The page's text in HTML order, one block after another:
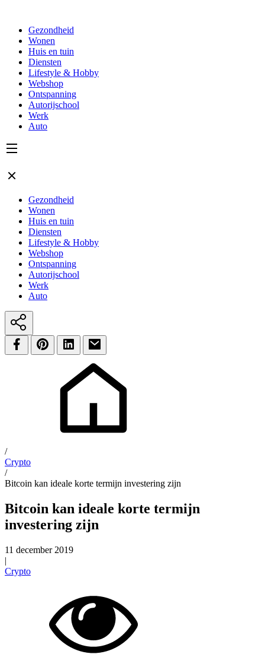
Gezondheid
Wonen
Huis en tuin
Diensten
Lifestyle & Hobby
Webshop
Ontspanning
Autorijschool
Werk
Auto
Gezondheid
Wonen
Huis en tuin
Diensten
Lifestyle & Hobby
Webshop
Ontspanning
Autorijschool
Werk
Auto
/
Crypto
/
Bitcoin kan ideale korte termijn investering zijn
Bitcoin kan ideale korte termijn
investering zijn
11 december 2019
|
Crypto